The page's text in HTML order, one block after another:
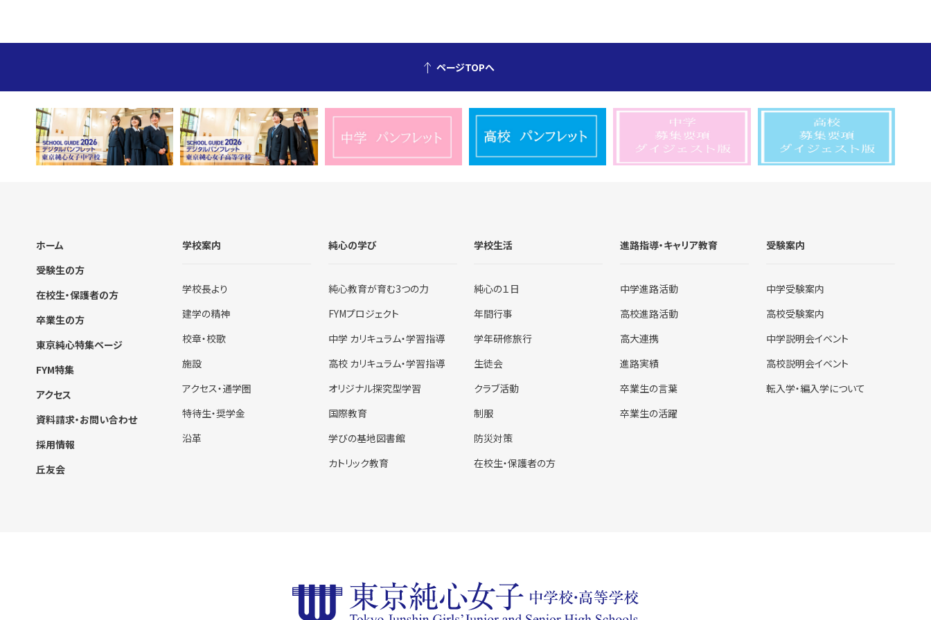
ページTOPへ
ホーム
受験生の方
在校生・保護者の方
卒業生の方
東京純心特集ページ
FYM特集
アクセス
資料請求・お問い合わせ
採用情報
丘友会
学校案内
学校長より
建学の精神
校章・校歌
施設
アクセス・通学圏
特待生・奨学金
沿革
純心の学び
純心教育が育む3つの力
FYMプロジェクト
中学 カリキュラム・学習指導
高校 カリキュラム・学習指導
オリジナル探究型学習
国際教育
学びの基地図書館
カトリック教育
学校生活
純心の１日
年間行事
学年研修旅行
生徒会
クラブ活動
制服
防災対策
在校生・保護者の方
進路指導・キャリア教育
中学進路活動
高校進路活動
高大連携
進路実績
卒業生の言葉
卒業生の活躍
受験案内
中学受験案内
高校受験案内
中学説明会イベント
高校説明会イベント
転入学・編入学について